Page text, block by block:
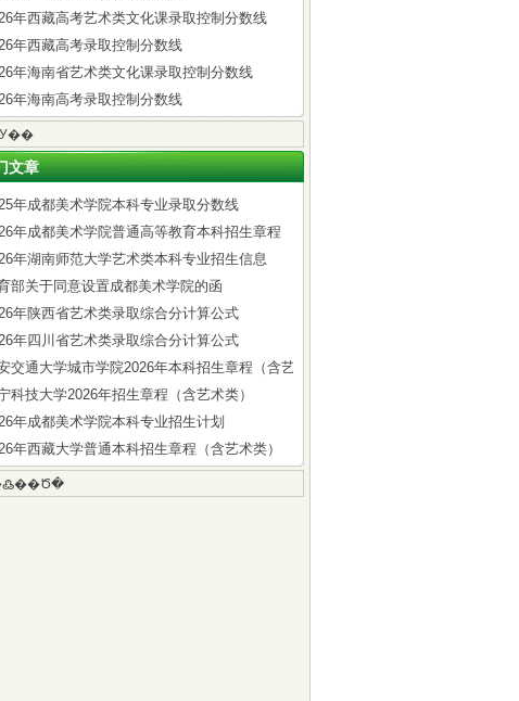
年西藏高考艺术类文化课录取控制分数线
年西藏高考录取控制分数线
年海南省艺术类文化课录取控制分数线
年海南高考录取控制分数线
文章
年成都美术学院本科专业录取分数线
年成都美术学院普通高等教育本科招生章程
年湖南师范大学艺术类本科专业招生信息
部关于同意设置成都美术学院的函
年陕西省艺术类录取综合分计算公式
年四川省艺术类录取综合分计算公式
交通大学城市学院2026年本科招生章程（含艺术类）
科技大学2026年招生章程（含艺术类）
年成都美术学院本科专业招生计划
年西藏大学普通本科招生章程（含艺术类）